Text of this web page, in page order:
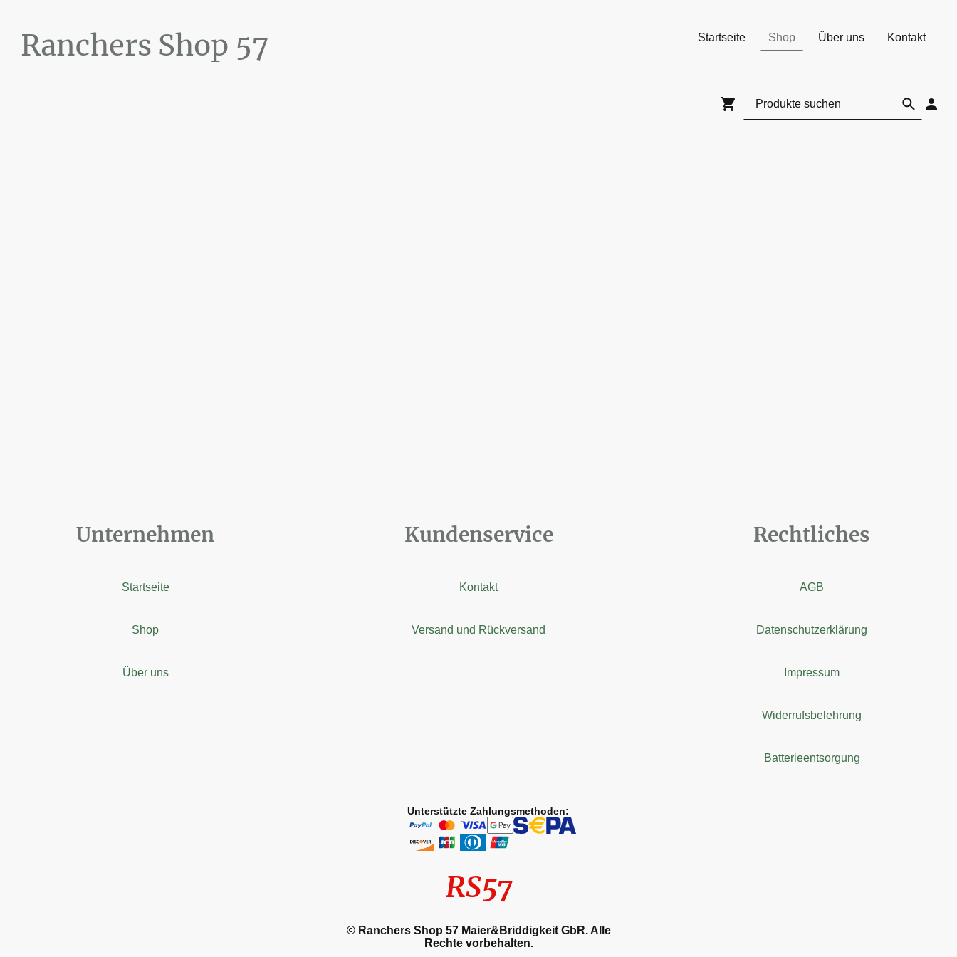
Ranchers Shop 57
Startseite Shop Über uns Kontakt
Unternehmen
Startseite
Shop
Über uns
Kundenservice
Kontakt
Versand und Rückversand
Rechtliches
AGB
Datenschutzerklärung
Impressum
Widerrufsbelehrung
Batterieentsorgung
Unterstützte Zahlungsmethoden:
RS57
© Ranchers Shop 57 Maier&Briddigkeit GbR. Alle
Rechte vorbehalten.